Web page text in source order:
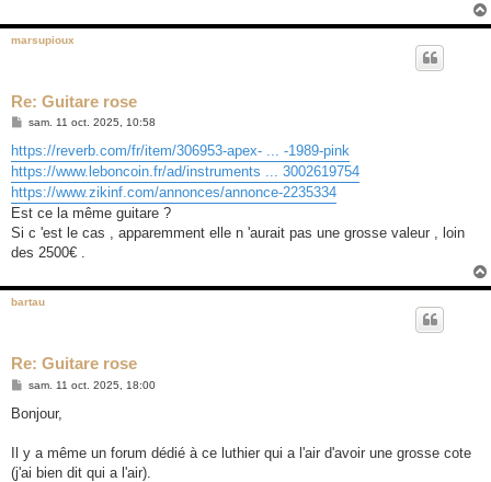
marsupioux
Re: Guitare rose
M
s
s
a
g
e
sam. 11 oct. 2025, 10:58
https://reverb.com/fr/item/306953-apex- ... -1989-pink
https://www.leboncoin.fr/ad/instruments ... 3002619754
https://www.zikinf.com/annonces/annonce-2235334
Est ce la même guitare ?
Si c 'est le cas , apparemment elle n 'aurait pas une grosse valeur , loin
des 2500€ .
bartau
Re: Guitare rose
M
s
g
e
sam. 11 oct. 2025, 18:00
Bonjour,
Il y a même un forum dédié à ce luthier qui a l'air d'avoir une grosse cote
(j'ai bien dit qui a l'air).